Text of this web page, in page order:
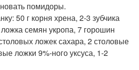
помидоры.
50 г корня хрена, 2-3 зубчика
семян укропа, 7 горошин
ложек сахара, 2 столовые
ложки 9%-ного уксуса, 1-2